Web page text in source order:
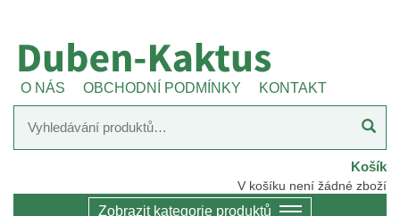
O NÁS OBCHODNÍ PODMÍNKY KONTAKT
Košík
V košíku není žádné zboží
Zobrazit kategorie produktů